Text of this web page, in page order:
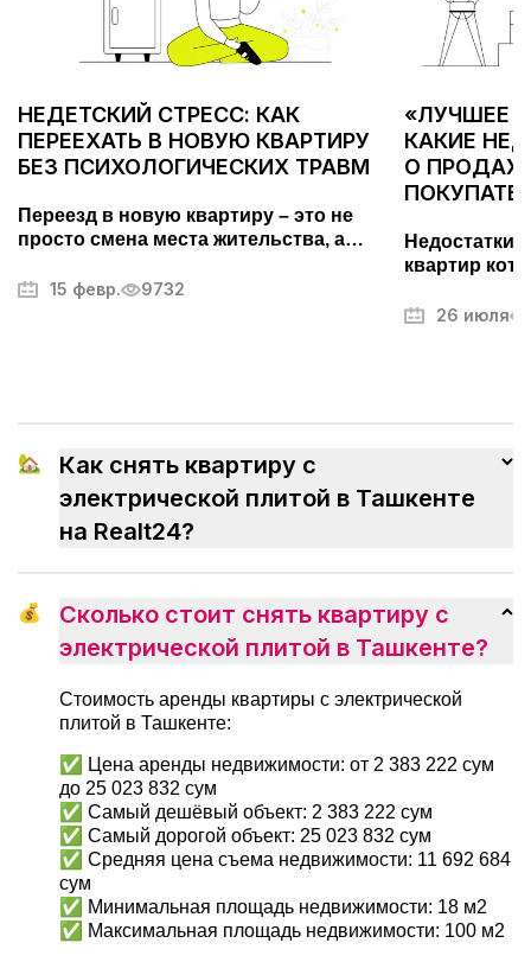
НЕДЕТСКИЙ СТРЕСС: КАК
ПЕРЕЕХАТЬ В НОВУЮ КВАРТИРУ
БЕЗ ПСИХОЛОГИЧЕСКИХ ТРАВМ
Переезд в новую квартиру – это не
просто смена места жительства, а
подготовки. Он может вызывать стресс
организовать переезд, избежать
ненужных волнений и быстрее
привыкнуть к новому дому.
15 февр. 9732
«ЛУЧШЕЕ
КАКИЕ
О
Недостатки
квартир
26 июля
🏡
Как снять квартиру с
электрической плитой в Ташкенте
на Realt24?
💰
Сколько стоит снять квартиру с
электрической плитой в Ташкенте?
Стоимость аренды квартиры с электрической
плитой в Ташкенте:
✅ Цена аренды недвижимости: от 2 383 222 сум
до 25 023 832 сум
✅ Самый дешёвый объект: 2 383 222 сум
✅ Самый дорогой объект: 25 023 832 сум
✅ Средняя цена съема недвижимости: 11 692 684
сум
✅ Минимальная площадь недвижимости: 18 м2
✅ Максимальная площадь недвижимости: 100 м2